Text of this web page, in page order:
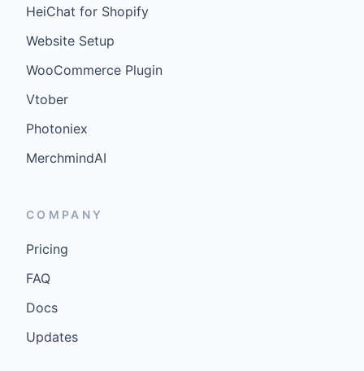
HeiChat for Shopify
Website Setup
WooCommerce Plugin
Vtober
Photoniex
MerchmindAI
COMPANY
Pricing
FAQ
Docs
Updates